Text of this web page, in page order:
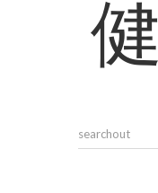
健康診断の読影技術の進歩で命拾いした後、認定証作成の仕事をしている時に強い揺れを感じるようになって耐
searchout